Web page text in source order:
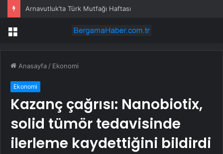
Arnavutluk’ta Türk Mutfağı Haftası
Menü
Anasayfa / Ekonomi
Ekonomi
Kazanç çağrısı: Nanobiotix,
solid tümör tedavisinde
ilerleme kaydettiğini bildirdi